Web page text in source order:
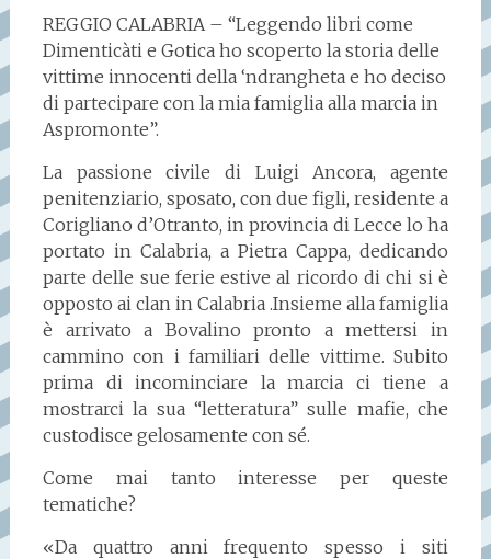
REGGIO CALABRIA – “Leggendo libri come
Dimenticàti e Gotica ho scoperto la storia delle
vittime innocenti della ‘ndrangheta e ho deciso
di partecipare con la mia famiglia alla marcia in
Aspromonte”.
La passione civile di Luigi Ancora, agente
penitenziario, sposato, con due figli, residente a
Corigliano d’Otranto, in provincia di Lecce lo ha
portato in Calabria, a Pietra Cappa, dedicando
parte delle sue ferie estive al ricordo di chi si è
opposto ai clan in Calabria .Insieme alla famiglia
è arrivato a Bovalino pronto a mettersi in
cammino con i familiari delle vittime. Subito
prima di incominciare la marcia ci tiene a
mostrarci la sua “letteratura” sulle mafie, che
custodisce gelosamente con sé.
Come mai tanto interesse per queste
tematiche?
«Da quattro anni frequento spesso i siti